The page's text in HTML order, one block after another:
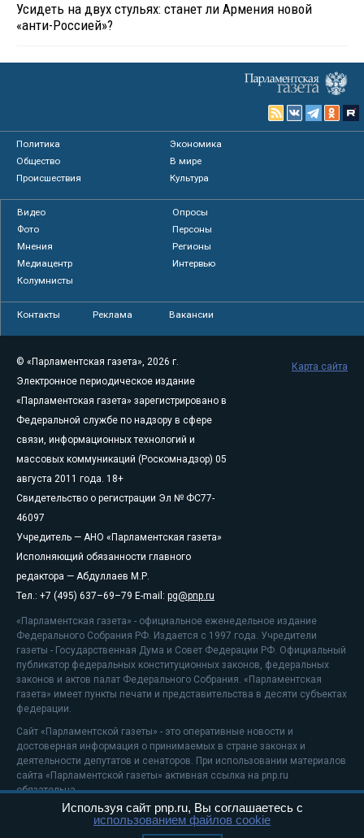
Усидеть на двух стульях: станет ли Армения новой
«анти-Россией»?
Политика
Экономика
Общество
В мире
Происшествия
Культура
Видео
Опросы
Фото
Персоны
Мнения
Регионы
Медиацентр
Интервью
Колумнисты
Контакты Реклама Вакансии
© «Парламентская газета», 2026 г.
Электронное периодическое издание
«Парламентская газета» зарегистрировано в
Федеральной службе по надзору в сфере
связи, информационных технологий и
массовых коммуникаций (Роскомнадзор) 05
августа 2011 года. 18+
Свидетельство о регистрации Эл № ФС77-
46097
Учредитель — АНО «Парламентская газета»
Исполняющий обязанности главного
редактора — Абдуллаев М.Р.
Тел.: +7 (495) 637–69–79 E-mail: pg@pnp.ru
«Парламентская газета» - официальное еженедельное издание
Федерального Собрания РФ. Издается с 1997 года. Учредители
газеты - Государственная Дума и Совет Федерации РФ. Официальный
публикатор федеральных конституционных законов, федеральных
законов и актов палат Федерального Собрания. «Парламентская
газета» имеет пункты печати и представительства в десяти субъектах
федерации.
Сайт «Парламентской газеты» - это оперативные новости и
достоверная информация о принимаемых в стране законах и
деятельности депутатов и сенаторов. При использовании материалов
сайта «Парламентской газеты» активная ссылка на pnp.ru
обязательна.
На информационном ресурсе применяютсярекомендательные
Карта сайта
Используя сайт pnp.ru, Вы соглашаетесь с
использованием файлов cookie